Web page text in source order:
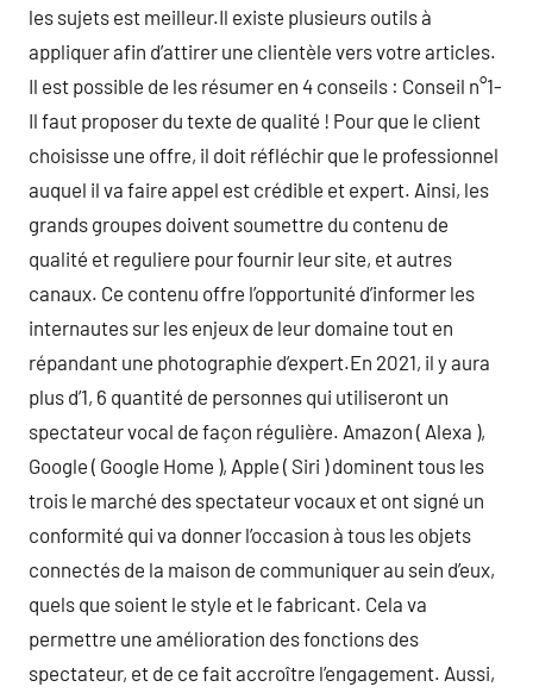
les sujets est meilleur.Il existe plusieurs outils à
appliquer afin d’attirer une clientèle vers votre articles.
Il est possible de les résumer en 4 conseils : Conseil n°1-
Il faut proposer du texte de qualité ! Pour que le client
choisisse une offre, il doit réfléchir que le professionnel
auquel il va faire appel est crédible et expert. Ainsi, les
grands groupes doivent soumettre du contenu de
qualité et reguliere pour fournir leur site, et autres
canaux. Ce contenu offre l’opportunité d’informer les
internautes sur les enjeux de leur domaine tout en
répandant une photographie d’expert.En 2021, il y aura
plus d’1, 6 quantité de personnes qui utiliseront un
spectateur vocal de façon régulière. Amazon ( Alexa ),
Google ( Google Home ), Apple ( Siri ) dominent tous les
trois le marché des spectateur vocaux et ont signé un
conformité qui va donner l’occasion à tous les objets
connectés de la maison de communiquer au sein d’eux,
quels que soient le style et le fabricant. Cela va
permettre une amélioration des fonctions des
spectateur, et de ce fait accroître l’engagement. Aussi,